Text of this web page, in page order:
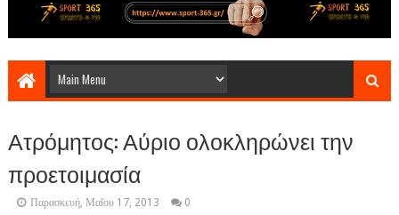
Ατρόμητος: Αύριο ολοκληρώνει την
προετοιμασία
Παρασκευή, Μαΐου 17, 2013 0